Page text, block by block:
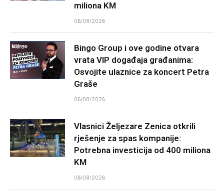
miliona KM
06/08/2026
Bingo Group i ove godine otvara
vrata VIP događaja građanima:
Osvojite ulaznice za koncert Petra
Graše
06/08/2026
Vlasnici Željezare Zenica otkrili
rješenje za spas kompanije:
Potrebna investicija od 400 miliona
KM
06/08/2026